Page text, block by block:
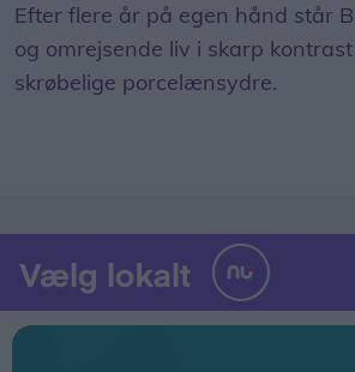
Efter flere år på egen hånd står
og omrejsende liv i skarp
skrøbelige porcelænsydre.